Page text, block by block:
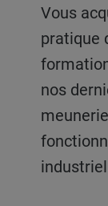
Vous acquerrez une expérience
pratique
nos